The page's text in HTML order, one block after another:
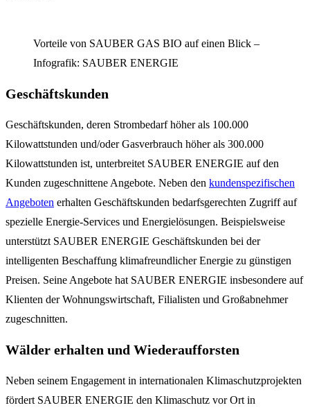
Vorteile von SAUBER GAS BIO auf einen Blick –
Infografik: SAUBER ENERGIE
Geschäftskunden
Geschäftskunden, deren Strombedarf höher als 100.000
Kilowattstunden und/oder Gasverbrauch höher als 300.000
Kilowattstunden ist, unterbreitet SAUBER ENERGIE auf den
Kunden zugeschnittene Angebote. Neben den kundenspezifischen
Angeboten erhalten Geschäftskunden bedarfsgerechten Zugriff auf
spezielle Energie-Services und Energielösungen. Beispielsweise
unterstützt SAUBER ENERGIE Geschäftskunden bei der
intelligenten Beschaffung klimafreundlicher Energie zu günstigen
Preisen. Seine Angebote hat SAUBER ENERGIE insbesondere auf
Klienten der Wohnungswirtschaft, Filialisten und Großabnehmer
zugeschnitten.
Wälder erhalten und Wiederaufforsten
Neben seinem Engagement in internationalen Klimaschutzprojekten
fördert SAUBER ENERGIE den Klimaschutz vor Ort in